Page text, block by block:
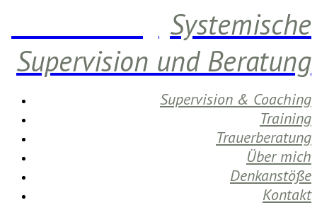
Systemische
Supervision und Beratung
Supervision & Coaching
Training
Trauerberatung
Über mich
Denkanstöße
Kontakt